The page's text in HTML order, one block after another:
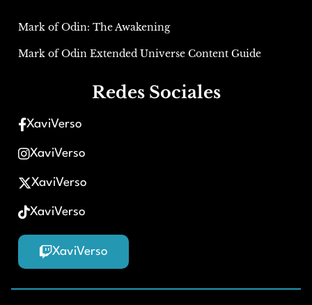
Mark of Odin: The Awakening
Mark of Odin Extended Universe Content Guide
Redes Sociales
XaviVerso
XaviVerso
XaviVerso
XaviVerso
XaviVerso